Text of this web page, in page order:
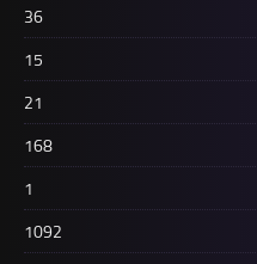
36
15
21
168
1
1092